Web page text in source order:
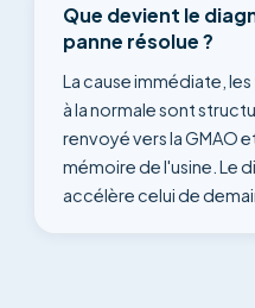
Que devient le
panne résolue ?
La cause immédiate,
à la normale sont
renvoyé vers la GMAO
mémoire de l'usine. Le
accélère celui de